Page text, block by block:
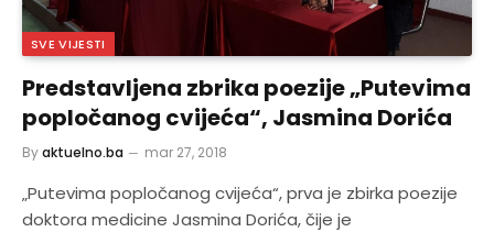
SVE VIJESTI
Predstavljena zbrika poezije „Putevima
popločanog cvijeća“, Jasmina Dorića
Byaktuelno.ba mar 27, 2018
„Putevima popločanog cvijeća“, prva je zbirka poezije
doktora medicine Jasmina Dorića, čije je